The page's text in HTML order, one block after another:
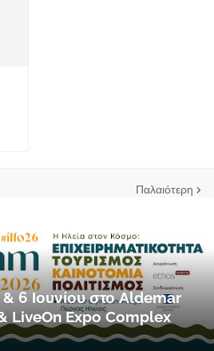
Παλαιότερη
6 Ιουνίου στο Aldemar
LiveOn Expo Complex